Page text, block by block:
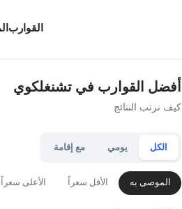
القوارب
أفضل القوارب في تشنغلكوي
كيف نرتب النتائج
الكل يومي مع إقامة
الموصى به الأقل سعراً الأعلى سعراً